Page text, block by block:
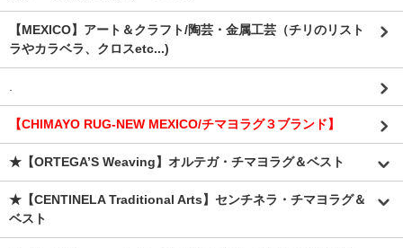
【MEXICO】アート＆クラフト/陶芸・金属工芸（チリのリスト
ラやカラベラ、クロスetc...)
【CHIMAYO RUG-NEW MEXICO/チマヨラグ３ブランド】
★【ORTEGA’S Weaving】オルテガ・チマヨラグ＆ベスト
★【CENTINELA Traditional Arts】センチネラ・チマヨラグ＆
ベスト